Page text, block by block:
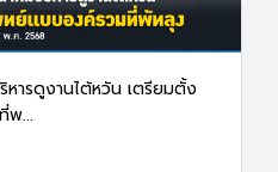
ารดูงานไต้หวัน เตรียมตั้ง
พ...